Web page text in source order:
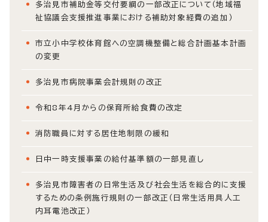
多治見市補助金等交付要綱の一部改正について（地域福
祉協議会支援推進事業における補助対象経費の追加）
市立小中学校体育館への空調機整備と総合計画基本計画
の変更
多治見市病院事業会計規則の改正
令和8年4月からの保育所給食費の改定
消防職員に対する居住地制限の緩和
日中一時支援事業の給付基準額の一部見直し
多治見市障害者の日常生活及び社会生活を総合的に支援
するための条例施行規則の一部改正（日常生活用具人工
内耳電池改正）